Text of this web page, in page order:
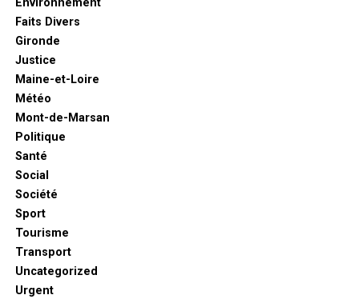
Environnement
Faits Divers
Gironde
Justice
Maine-et-Loire
Météo
Mont-de-Marsan
Politique
Santé
Social
Société
Sport
Tourisme
Transport
Uncategorized
Urgent